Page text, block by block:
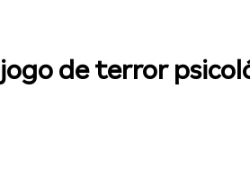
de terror